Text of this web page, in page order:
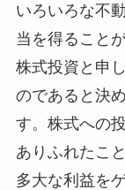
いろいろな不
当を得ること
株式投資と申
のであると決
す。株式への
ありふれたこ
多大な利益を